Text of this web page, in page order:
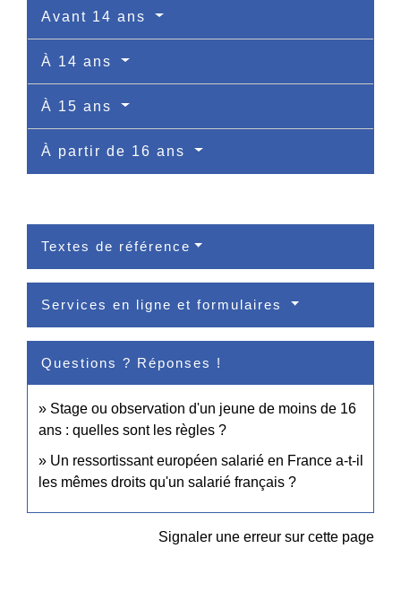
Avant 14 ans
À 14 ans
À 15 ans
À partir de 16 ans
Textes de référence
Services en ligne et formulaires
Questions ? Réponses !
Stage ou observation d'un jeune de moins de 16
ans : quelles sont les règles ?
Un ressortissant européen salarié en France a-t-il
les mêmes droits qu'un salarié français ?
Signaler une erreur sur cette page